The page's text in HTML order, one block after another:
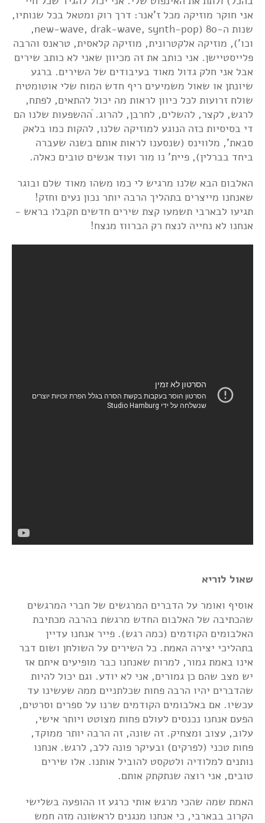
אני חוקר מוזיקה מכל ז'אנר: דרך רוק ומטאל בכל שנותיו,
שנות ה-80 (new-wave, drak-wave, synth-pop,
וכו'), מוזיקה אלקטרונית, מוזיקה קלאסית, טראנס והרבה
פלייסטיישן. אני כותב את זה מכיוון שאני לא כותב שירים
אבל אני חלק גדול מאוד בעיבודים של השירים. ברגע
שיונתן או שאול משמיעים ריף חדש המוח שלי אוטומטית
שולח זרועות לכל כיוון לראות מה יכול להתאים, לפתח,
לרגש, לקצר, להשלים, לחרבן, להרוג. ֿההשפעות שלנו הם
די בסיסיות כזה הנוגע למוזיקה שלנו, להקות כמו בלאק
סבאת', מלווינס (שנסענו לראות אותם בשנה שעברה
ביחד בברלין), פיית' נו מור ועוד אנשים טובים כאלה.
האלבום הבא שלנו מרגיש לי כמו משהו מאוד שלם ובוגר
שאנחנו מייצרים בתהליך הרבה יותר נכון נעים וחזק!
תגיעו לבארבי תשמעו קצת שירים חדשים תקבלו בראש -
אנחנו לא נחייה לנצח רק הברווז מנצח!
שאול לוריא
אוסיף ואומר על הדברים המרגשים של חברי המרגשים
שהכתיבה של האלבום החדש מרגשת בהרבה מכתיבת
האלבומים הקודמים (כמה רגש). פייר אנחנו עדיין
בתהליכי יצירה האמת. כל השירים על השולחן ושום דבר
אינו באמת גמור, למרות שאנחנו כבר מופיעים איתם אז
יש מצב שהם כן גמורים, אני לא יודע. וגם יכול להיות
שהדברים יהיו הרבה פחות שכלתניים ממה שעשינו עד
עכשיו. אם באלבומים הקודמים שרנו על ספרים וסרטים,
הפעם אנחנו נכנסים לעולם פחות מצוטט ויותר אישי,
עלוב, עצוב ומצחיק. זה שונה, זה הרבה יותר ממוקד,
פחות טכני (לפרקים) ובעיקר פונה ללב, לרגש. אנחנו
נותנים למלודיה ולטקסט להוביל אותנו. אלו שירים
טובים, אני רוצה שנתקתק אותם.
האמת שמה שהכי מרגש אותי כרגע זו ההופעה בשלישי
הקרוב בבארבי, כי אנחנו מנגנים לראשונה מזה חמש